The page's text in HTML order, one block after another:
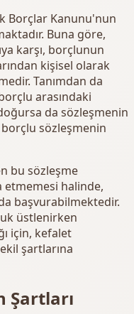
Borçlar Kanunu'nun
Buna göre,
karşı, borçlunun
kişisel olarak
Tanımdan da
arasındaki
da sözleşmenin
borçlu sözleşmenin
bu sözleşme
halinde,
başvurabilmektedir.
üstlenirken
için, kefalet
şartlarına
Şartları